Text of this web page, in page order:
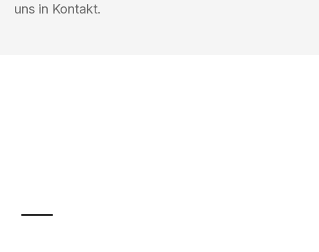
uns in Kontakt.